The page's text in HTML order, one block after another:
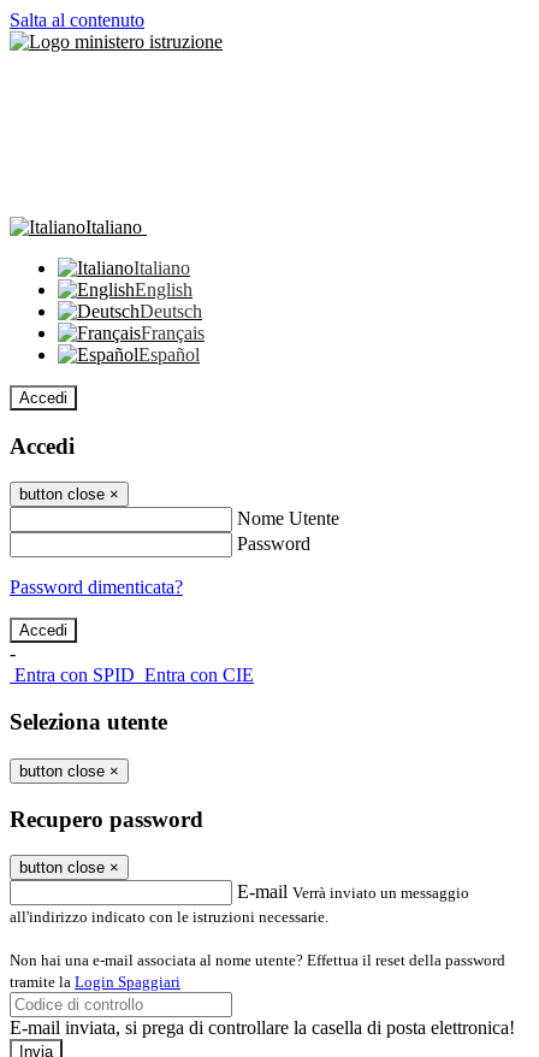
Salta al contenuto
Italiano
Italiano
English
Deutsch
Français
Español
Accedi
Accedi
button close ×
Nome Utente
Password
Password dimenticata?
-
Entra con SPID Entra con CIE
Seleziona utente
button close ×
Recupero password
button close ×
E-mail Verrà inviato un messaggio
all'indirizzo indicato con le istruzioni necessarie.
Non hai una e-mail associata al nome utente? Effettua il reset della password
tramite la Login Spaggiari
E-mail inviata, si prega di controllare la casella di posta elettronica!